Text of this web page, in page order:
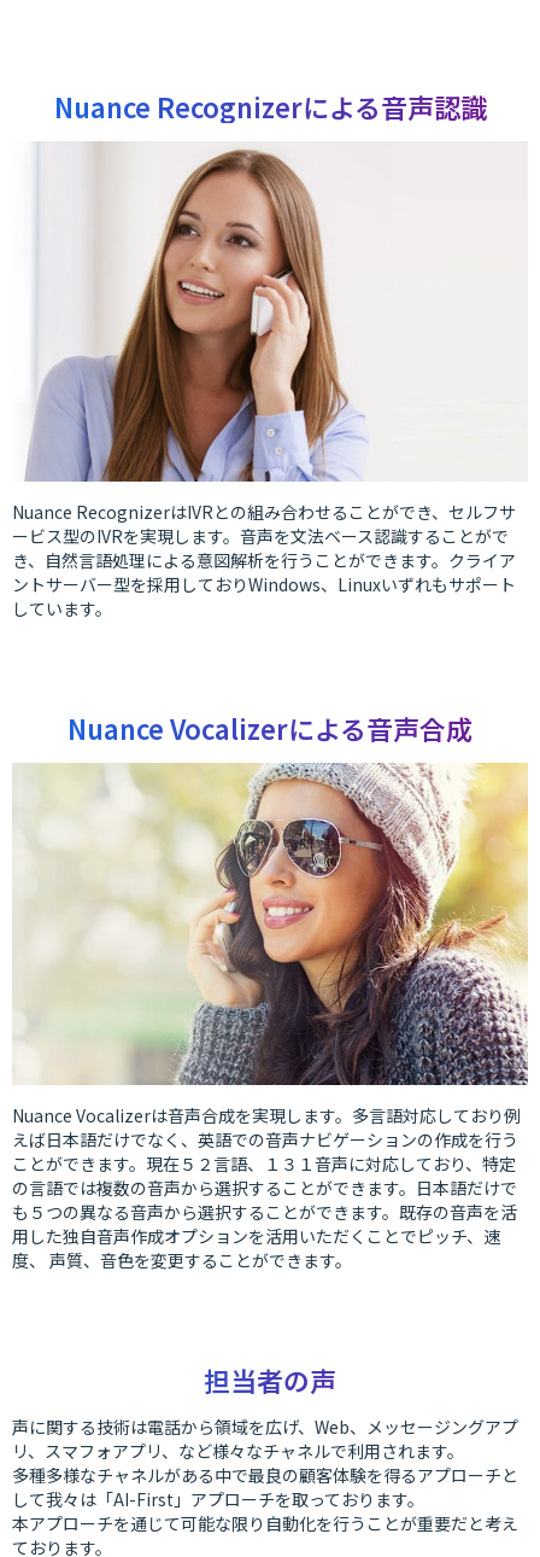
Nuance Recognizerによる音声認識
Nuance RecognizerはIVRとの組み合わせることができ、セルフサ
ービス型のIVRを実現します。音声を文法ベース認識することがで
き、自然言語処理による意図解析を行うことができます。クライア
ントサーバー型を採用しておりWindows、Linuxいずれもサポート
しています。
Nuance Vocalizerによる音声合成
Nuance Vocalizerは音声合成を実現します。多言語対応しており例
えば日本語だけでなく、英語での音声ナビゲーションの作成を行う
ことができます。現在５２言語、１３１音声に対応しており、特定
の言語では複数の音声から選択することができます。日本語だけで
も５つの異なる音声から選択することができます。既存の音声を活
用した独自音声作成オプションを活用いただくことでピッチ、速
度、 声質、音色を変更することができます。
担当者の声
声に関する技術は電話から領域を広げ、Web、メッセージングアプ
リ、スマフォアプリ、など様々なチャネルで利用されます。
多種多様なチャネルがある中で最良の顧客体験を得るアプローチと
して我々は「AI-First」アプローチを取っております。
本アプローチを通じて可能な限り自動化を行うことが重要だと考え
ております。